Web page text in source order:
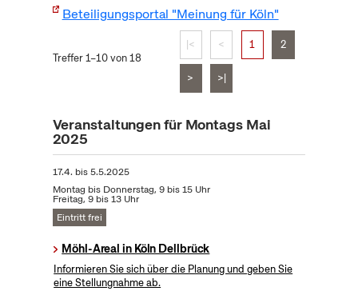
Beteiligungsportal "Meinung für Köln"
Treffer 1–10 von 18
|< < 1 2
> >|
Veranstaltungen für Montags Mai
2025
17.4. bis5.5.2025
Montag bis Donnerstag, 9 bis 15 Uhr
Freitag, 9 bis 13 Uhr
Eintritt frei
Möhl-Areal in Köln Dellbrück
Informieren Sie sich über die Planung und geben Sie
eine Stellungnahme ab.